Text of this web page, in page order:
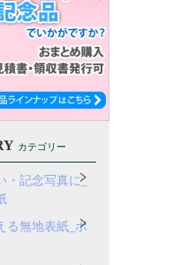
カテゴリー
・記念写真に_
る無地表紙_ポ